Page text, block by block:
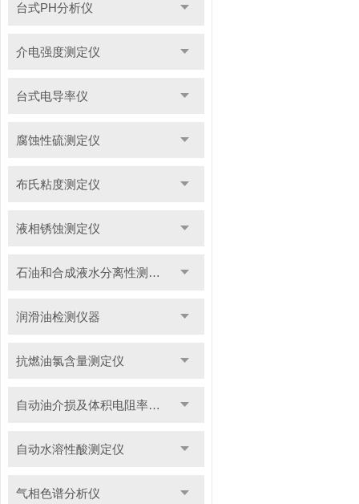
台式PH分析仪
介电强度测定仪
台式电导率仪
腐蚀性硫测定仪
布氏粘度测定仪
液相锈蚀测定仪
石油和合成液水分离性测定仪
润滑油检测仪器
抗燃油氯含量测定仪
自动油介损及体积电阻率测定仪
自动水溶性酸测定仪
气相色谱分析仪